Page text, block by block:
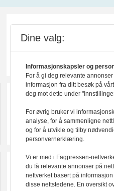
Dine valg:
Informasjonskapsler og
For å gi deg relevante
informasjon fra ditt besøk på
deg mot dette under
For øvrig bruker vi
analyse, for å sammenligne
og for å utvikle og tilby
personvernerklæring.
Vi er med i Fagpressen-
du få relevante annonser på
nettverket basert på
disse nettstedene. En oversikt